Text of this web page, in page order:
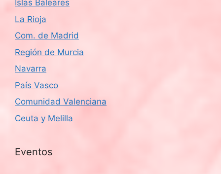
Islas Baleares
La Rioja
Com. de Madrid
Región de Murcia
Navarra
País Vasco
Comunidad Valenciana
Ceuta y Melilla
Eventos